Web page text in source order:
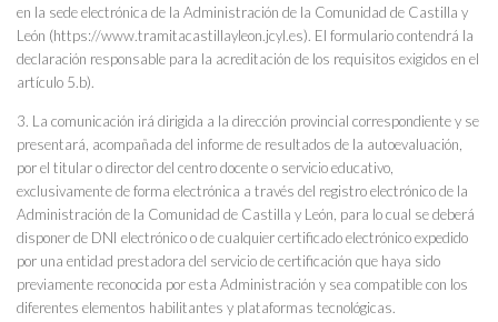
en la sede electrónica de la Administración de la Comunidad de Castilla y
León (https://www.tramitacastillayleon.jcyl.es). El formulario contendrá la
declaración responsable para la acreditación de los requisitos exigidos en el
artículo 5.b).
3. La comunicación irá dirigida a la dirección provincial correspondiente y se
presentará, acompañada del informe de resultados de la autoevaluación,
por el titular o director del centro docente o servicio educativo,
exclusivamente de forma electrónica a través del registro electrónico de la
Administración de la Comunidad de Castilla y León, para lo cual se deberá
disponer de DNI electrónico o de cualquier certificado electrónico expedido
por una entidad prestadora del servicio de certificación que haya sido
previamente reconocida por esta Administración y sea compatible con los
diferentes elementos habilitantes y plataformas tecnológicas.